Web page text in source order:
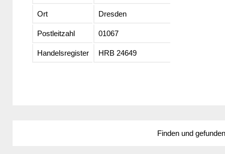
Ort Dresden
Postleitzahl 01067
Handelsregister HRB 24649
Finden und